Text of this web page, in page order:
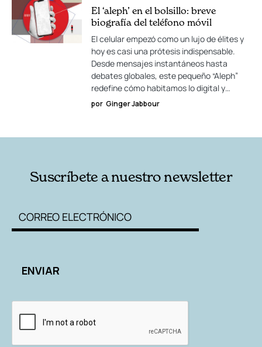
El ‘aleph’ en el bolsillo: breve
biografía del teléfono móvil
El celular empezó como un lujo de élites y
hoy es casi una prótesis indispensable.
Desde mensajes instantáneos hasta
debates globales, este pequeño “Aleph”
redefine cómo habitamos lo digital y…
por Ginger Jabbour
Suscríbete a nuestro newsletter